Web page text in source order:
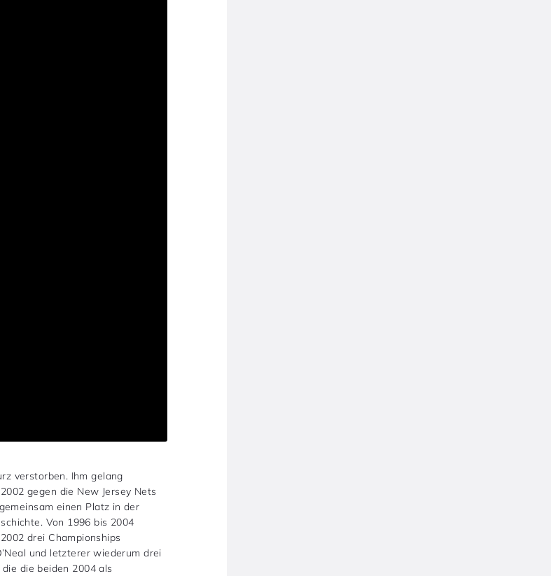
verstorben. Ihm gelang
gegen die New Jersey Nets
einen Platz in der
Von 1996 bis 2004
drei Championships
und letzterer wiederum drei
die beiden 2004 als